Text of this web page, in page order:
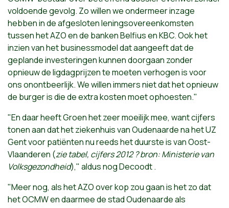
voldoende gevolg. Zo willen we ondermeer inzage
hebben in de afgesloten leningsovereenkomsten
tussen het AZO en de banken Belfius en KBC. Ook het
inzien van het businessmodel dat aangeeft dat de
geplande investeringen kunnen doorgaan zonder
opnieuw de ligdagprijzen te moeten verhogen is voor
ons onontbeerlijk. We willen immers niet dat het opnieuw
de burger is die de extra kosten moet ophoesten."
"En daar heeft Groen het zeer moeilijk mee, want cijfers
tonen aan dat het ziekenhuis van Oudenaarde na het UZ
Gent voor patiënten nu reeds het duurste is van Oost-
Vlaanderen (zie tabel, cijfers 2012 ? bron: Ministerie van
Volksgezondheid)," aldus nog Decoodt .
"Meer nog, als het AZO over kop zou gaan is het zo dat
het OCMW en daarmee de stad Oudenaarde als